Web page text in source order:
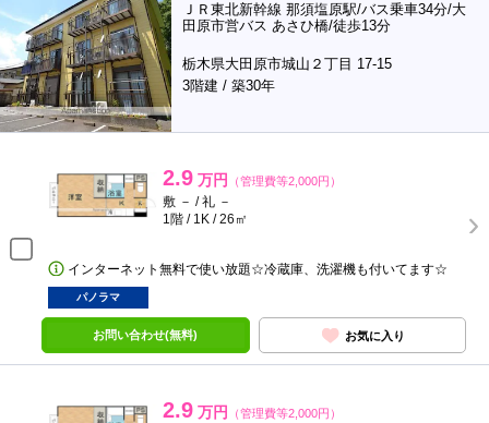
ＪＲ東北新幹線 那須塩原駅/バス乗車34分/大
田原市営バス あさひ橋/徒歩13分
栃木県大田原市城山２丁目 17-15
3階建 / 築30年
2.9 万円 （管理費等2,000円）
敷 － / 礼 －
1階 / 1K / 26㎡
インターネット無料で使い放題☆冷蔵庫、洗濯機も付いてます☆
パノラマ
お問い合わせ(無料) お気に入り
2.9 万円 （管理費等2,000円）